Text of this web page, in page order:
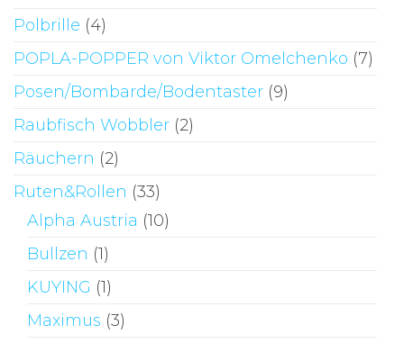
Polbrille (4)
POPLA-POPPER von Viktor Omelchenko (7)
Posen/Bombarde/Bodentaster (9)
Raubfisch Wobbler (2)
Räuchern (2)
Ruten&Rollen (33)
Alpha Austria (10)
Bullzen (1)
KUYING (1)
Maximus (3)